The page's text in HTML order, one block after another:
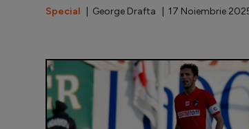
Special | George Drafta | 17 Noiembrie